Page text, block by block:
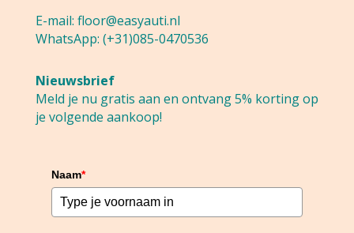
E-mail: floor@easyauti.nl
WhatsApp: (+31)085-0470536
Nieuwsbrief
Meld je nu gratis aan en ontvang 5% korting op
je volgende aankoop!
Naam*